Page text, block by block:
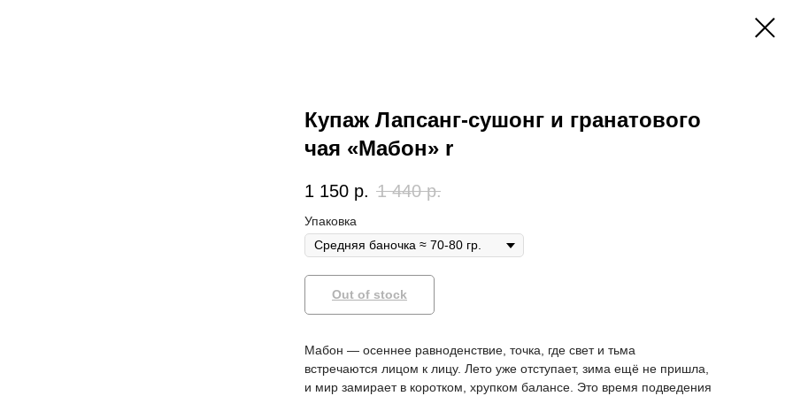
Купаж Лапсанг-сушонг и гранатового
чая «Мабон» r
1 150 р. 1 440 р.
Упаковка
Out of stock
Мабон — осеннее равноденствие, точка, где свет и тьма
встречаются лицом к лицу. Лето уже отступает, зима ещё не пришла,
и мир замирает в коротком, хрупком балансе. Это время подведения